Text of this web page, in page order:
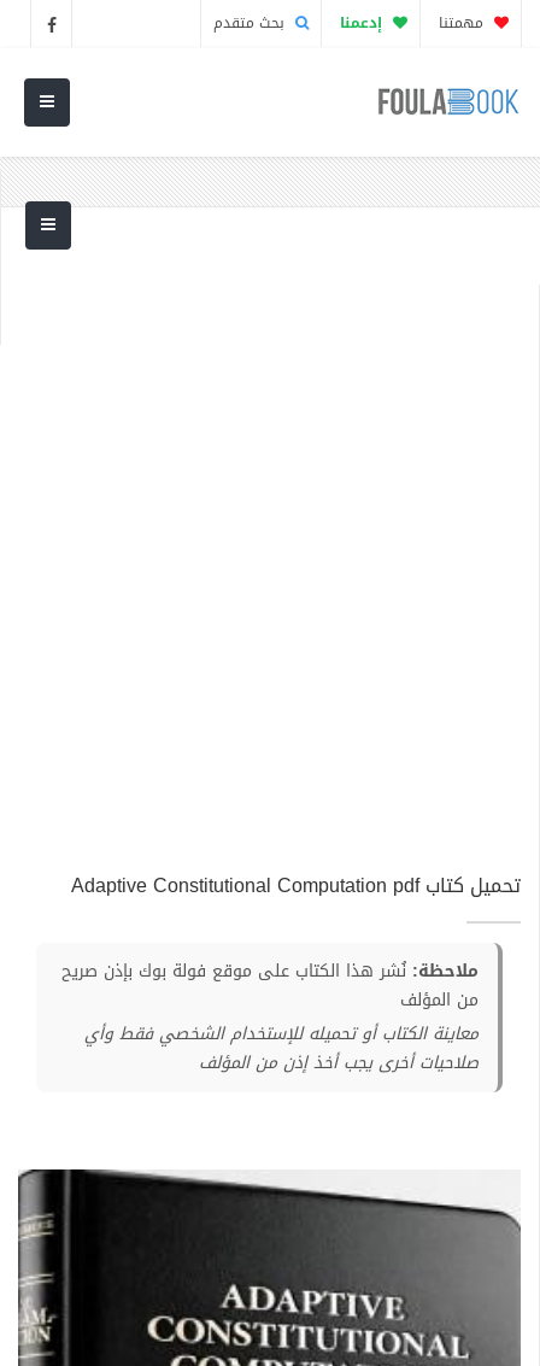
مهمتنا إدعمنا بحث متقدم
تحميل كتاب Adaptive Constitutional Computation pdf
ملاحظة: نُشر هذا الكتاب على موقع فولة بوك بإذن صريح
من المؤلف
معاينة الكتاب أو تحميله للإستخدام الشخصي فقط وأي
صلاحيات أخرى يجب أخذ إذن من المؤلف